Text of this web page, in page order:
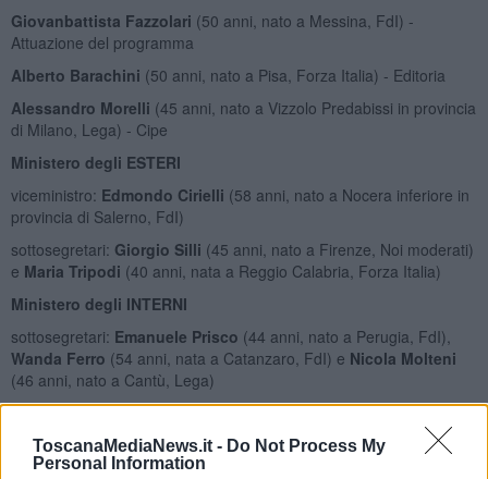
ToscanaMediaNews.it - Do Not Process My
Personal Information
Giovanbattista Fazzolari (50 anni, nato a Messina, FdI) -
Attuazione del programma
Alberto Barachini (50 anni, nato a Pisa, Forza Italia) - Editoria
Alessandro Morelli (45 anni, nato a Vizzolo Predabissi in provincia
di Milano, Lega) - Cipe
Ministero degli ESTERI
viceministro: Edmondo Cirielli (58 anni, nato a Nocera inferiore in
provincia di Salerno, FdI)
sottosegretari: Giorgio Silli (45 anni, nato a Firenze, Noi moderati)
e Maria Tripodi (40 anni, nata a Reggio Calabria, Forza Italia)
Ministero degli INTERNI
sottosegretari: Emanuele Prisco (44 anni, nato a Perugia, FdI),
Wanda Ferro (54 anni, nata a Catanzaro, FdI) e Nicola Molteni
(46 anni, nato a Cantù, Lega)
Ministero della GIUSTIZIA
viceministro:Francesco Paolo Sisto(67 anni, nato a Bari, Forza
Italia)